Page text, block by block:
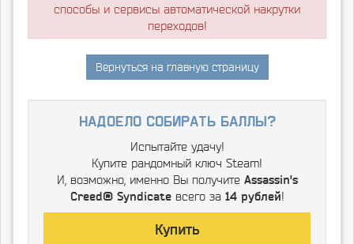
способы и сервисы автоматической накрутки
переходов!
Вернуться на главную страницу
надоело собирать баллы?
Испытайте удачу!
Купите рандомный ключ Steam!
И, возможно, именно Вы получите Assassin's
Creed® Syndicateвсего за 14 рублей!
Купить